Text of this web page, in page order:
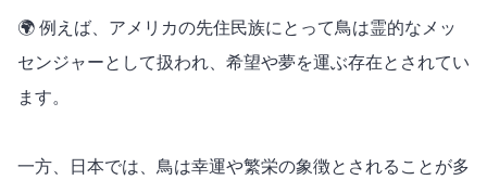
🌍 例えば、アメリカの先住民族にとって鳥は霊的なメッ
センジャーとして扱われ、希望や夢を運ぶ存在とされてい
ます。
一方、日本では、鳥は幸運や繁栄の象徴とされることが多